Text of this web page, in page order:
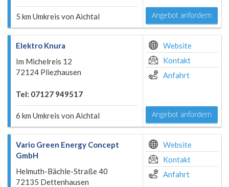
5 km Umkreis von Aichtal Angebot anfordern
Elektro Knura
Im Michelreis 12
72124 Pliezhausen
Tel: 07127 949517
6 km Umkreis von Aichtal
Website
Kontakt
Anfahrt
Angebot anfordern
Vario Green Energy Concept
GmbH
Helmuth-Bächle-Straße 40
72135 Dettenhausen
Website
Kontakt
Anfahrt